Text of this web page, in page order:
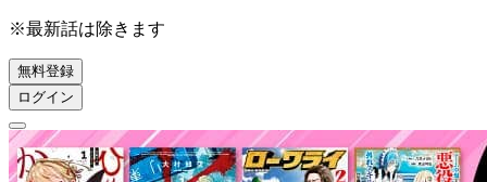
※最新話は除きます
無料登録
ログイン